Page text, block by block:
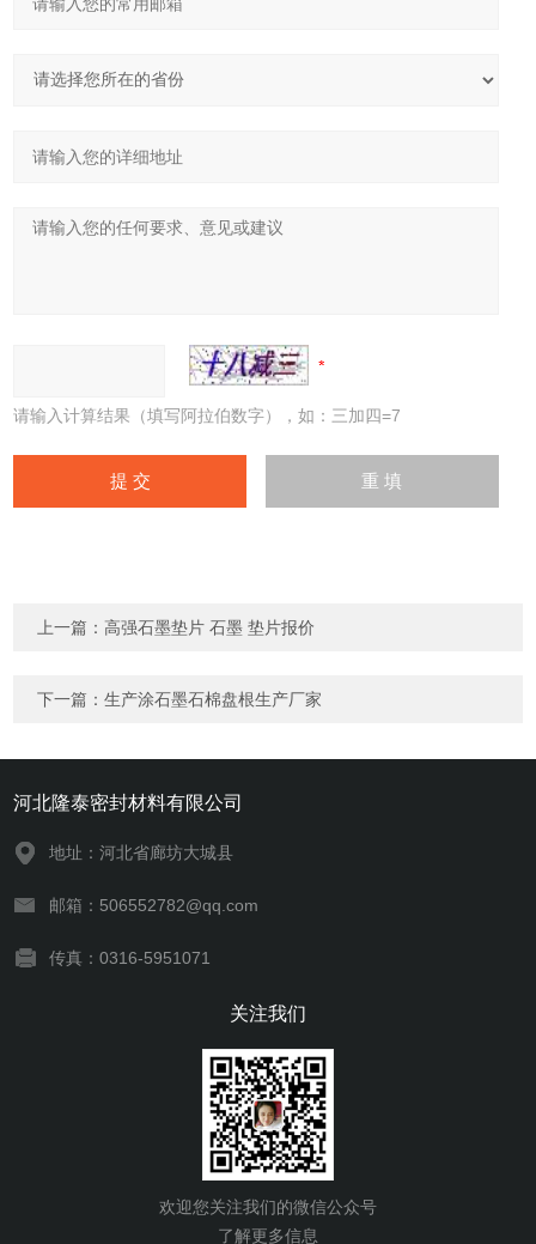
请输入计算结果（填写阿拉伯数字），如：三加四=7
上一篇：高强石墨垫片 石墨 垫片报价
下一篇：生产涂石墨石棉盘根生产厂家
河北隆泰密封材料有限公司
地址：河北省廊坊大城县
邮箱：506552782@qq.com
传真：0316-5951071
关注我们
欢迎您关注我们的微信公众号
了解更多信息